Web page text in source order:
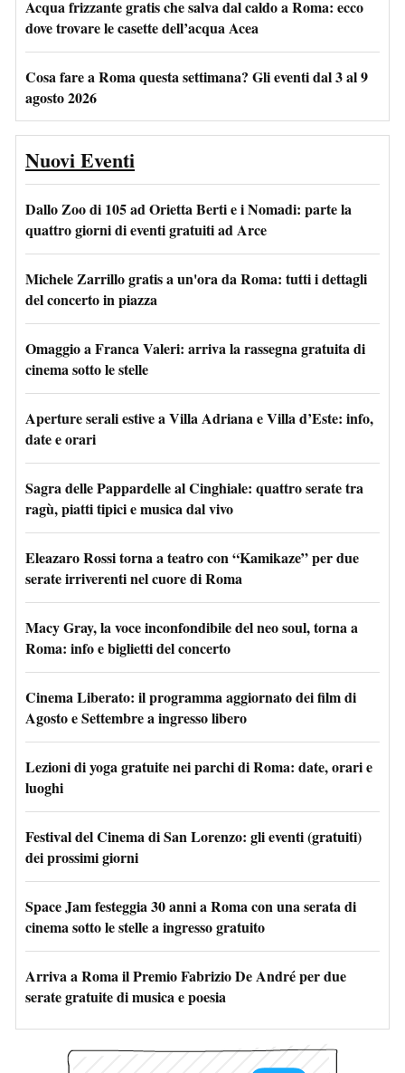
Acqua frizzante gratis che salva dal caldo a Roma: ecco
dove trovare le casette dell’acqua Acea
Cosa fare a Roma questa settimana? Gli eventi dal 3 al 9
agosto 2026
Nuovi Eventi
Dallo Zoo di 105 ad Orietta Berti e i Nomadi: parte la
quattro giorni di eventi gratuiti ad Arce
Michele Zarrillo gratis a un'ora da Roma: tutti i dettagli
del concerto in piazza
Omaggio a Franca Valeri: arriva la rassegna gratuita di
cinema sotto le stelle
Aperture serali estive a Villa Adriana e Villa d’Este: info,
date e orari
Sagra delle Pappardelle al Cinghiale: quattro serate tra
ragù, piatti tipici e musica dal vivo
Eleazaro Rossi torna a teatro con “Kamikaze” per due
serate irriverenti nel cuore di Roma
Macy Gray, la voce inconfondibile del neo soul, torna a
Roma: info e biglietti del concerto
Cinema Liberato: il programma aggiornato dei film di
Agosto e Settembre a ingresso libero
Lezioni di yoga gratuite nei parchi di Roma: date, orari e
luoghi
Festival del Cinema di San Lorenzo: gli eventi (gratuiti)
dei prossimi giorni
Space Jam festeggia 30 anni a Roma con una serata di
cinema sotto le stelle a ingresso gratuito
Arriva a Roma il Premio Fabrizio De André per due
serate gratuite di musica e poesia